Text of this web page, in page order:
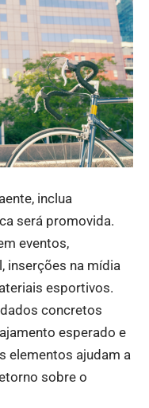
inclua
será promovida.
eventos,
inserções na mídia
esportivos.
concretos
esperado e
elementos ajudam a
sobre o